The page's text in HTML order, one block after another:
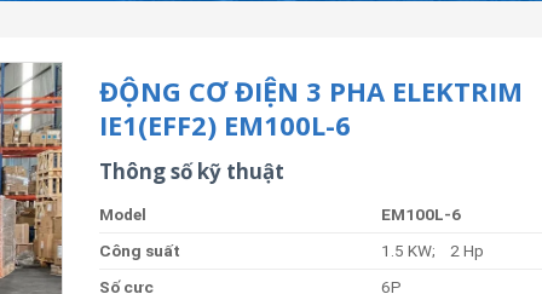
ĐỘNG CƠ ĐIỆN 3 PHA ELEKTRIM
IE1(EFF2) EM100L-6
Thông số kỹ thuật
Model
EM100L-6
Công suất
1.5 KW; 2 Hp
Số cực
6P